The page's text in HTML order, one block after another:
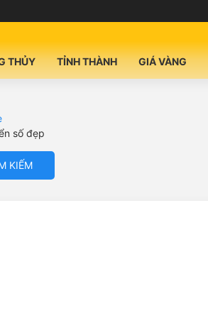
THỦY TỈNH THÀNH GIÁ VÀNG
số đẹp
KIẾM